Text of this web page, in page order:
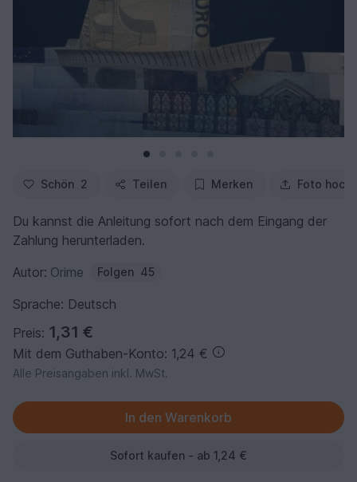
Schön 2 Teilen Merken Foto
Du kannst die Anleitung sofort nach dem Eingang der
Zahlung herunterladen.
Autor: Orime Folgen 45
Sprache: Deutsch
Preis: 1,31 €
Mit dem Guthaben-Konto: 1,24 €
Alle Preisangaben inkl. MwSt.
Sofort kaufen - ab 1,24 €